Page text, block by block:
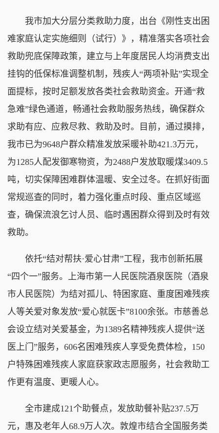
我市加大分层分类救助力度，出台《刚性支出困
难家庭认定实施细则（试行）》，精准落实各项社会
救助兜底保障政策，建立与上年度居民人均消费支出
挂钩的低保标准调整机制，残疾人“两项补贴”实现全
面提标，按时足额发放各类社会救助资金。开通“救
急难”绿色通道，畅通社会救助服务热线，确保群众
求助有应、应救尽救、救助及时。目前，通过摸排，
我市已为9648户群众精准发放采暖补助421.3万元，
为1285人配发御寒物资，为2488户发放取暖煤3409.5
吨，切实保障困难群体温暖、安全过冬。在抓好街面
常规巡查的同时，着力强化重点时段、重点区域巡
查，确保流浪乞讨人员、临时遇困群众得到及时有效
救助。
依托“结对帮扶·爱心甘肃”工程，我市创新拓展
“四个一”服务。上海市第一人民医院酒泉医院（酒泉
市人民医院）为结对孤儿、特困家庭、重度困难残疾
人等关爱对象发放“爱心就医卡”8100余张。市慈善总
会设立结对关爱基金，为1389名精神残疾人提供“送
医上门”服务，606名困难残疾人享受免费体检，150
户特殊困难残疾人家庭获家政志愿服务，社会救助工
作更有温度、更暖人心。
全市建成121个助餐点，发放助餐补贴237.5万
元，惠及老年人68.9万人次。敦煌市结合全国服务类